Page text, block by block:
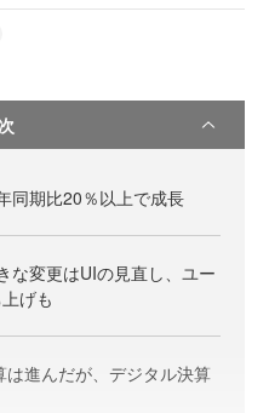
同期比20％以上で成長
な変更はUIの見直し、ユー
げも
は進んだが、デジタル決算